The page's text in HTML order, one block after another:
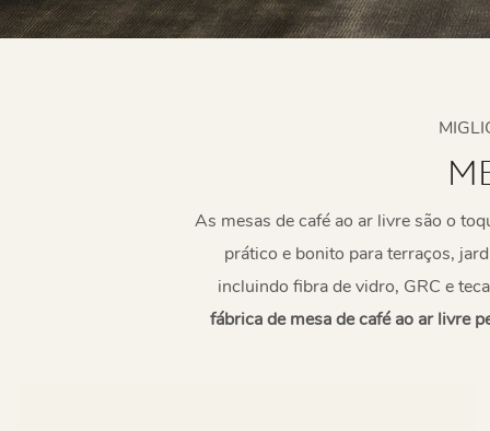
As mesas de café ao ar livre são o
prático e bonito para terraços,
incluindo fibra de vidro, GRC e
fábrica de mesa de café ao ar livre